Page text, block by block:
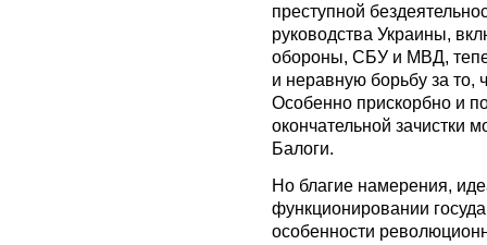
преступной
руководства Украины,
обороны, СБУ и МВД,
и неравную борьбу за то,
Особенно прискорбно и
окончательной зачистки
Балоги.
Но благие намерения,
функционировании
особенности